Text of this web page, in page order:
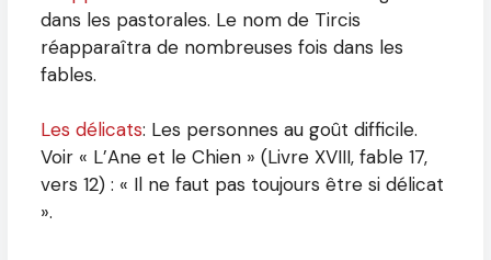
dans les pastorales. Le nom de Tircis
réapparaîtra de nombreuses fois dans les
fables.
Les délicats: Les personnes au goût difficile.
Voir « L’Ane et le Chien » (Livre XVIII, fable 17,
vers 12) : « Il ne faut pas toujours être si délicat
».